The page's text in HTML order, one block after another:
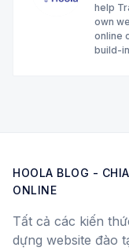
help
own
online
build-
HOOLA BLOG -
ONLINE
Tất cả các kiến
dựng website đào